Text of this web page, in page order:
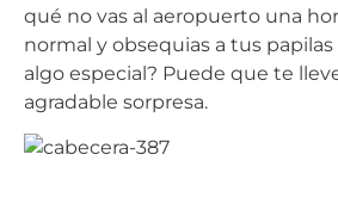
qué no vas al aeropuerto una
normal y obsequias a tus
algo especial? Puede que te
agradable sorpresa.